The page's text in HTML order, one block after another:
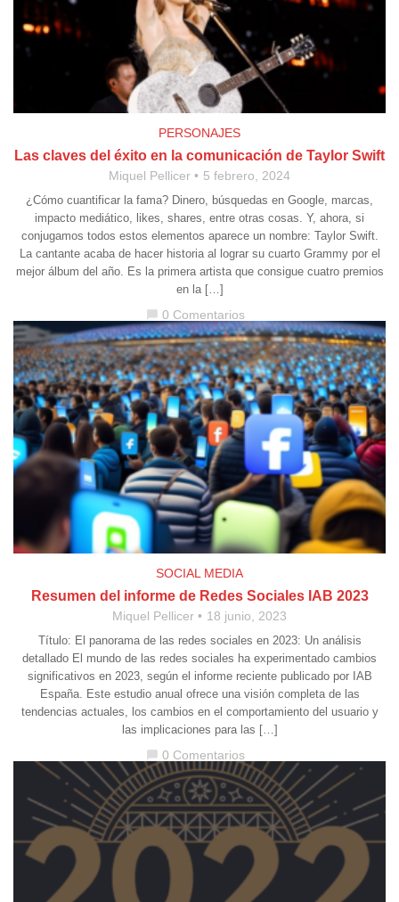
PERSONAJES
Las claves del éxito en la comunicación de Taylor Swift
Miquel Pellicer 5 febrero, 2024
¿Cómo cuantificar la fama? Dinero, búsquedas en Google, marcas,
impacto mediático, likes, shares, entre otras cosas. Y, ahora, si
conjugamos todos estos elementos aparece un nombre: Taylor Swift.
La cantante acaba de hacer historia al lograr su cuarto Grammy por el
mejor álbum del año. Es la primera artista que consigue cuatro premios
en la […]
0 Comentarios
SOCIAL MEDIA
Resumen del informe de Redes Sociales IAB 2023
Miquel Pellicer 18 junio, 2023
Título: El panorama de las redes sociales en 2023: Un análisis
detallado El mundo de las redes sociales ha experimentado cambios
significativos en 2023, según el informe reciente publicado por IAB
España. Este estudio anual ofrece una visión completa de las
tendencias actuales, los cambios en el comportamiento del usuario y
las implicaciones para las […]
chat_bubble 0 Comentarios